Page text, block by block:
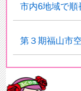
市内6地域で順
第３期福山市